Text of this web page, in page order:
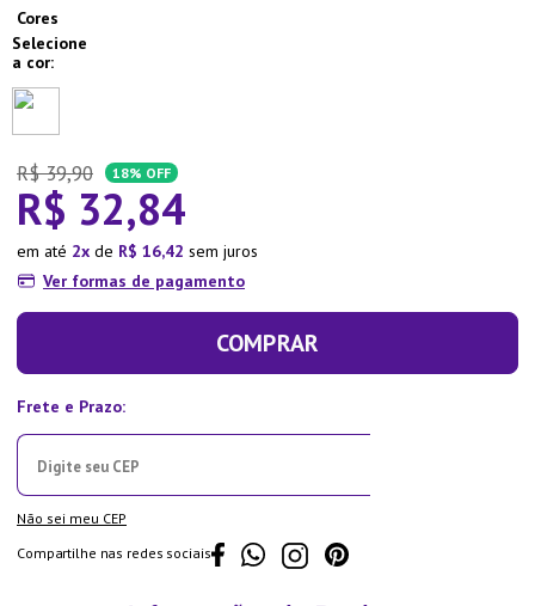
Cores
R$ 39,90 18% OFF
R$ 32,84
em até 2 de R$ 16,42 sem juros
Ver formas de pagamento
COMPRAR
Não sei meu CEP
Compartilhe nas redes sociais